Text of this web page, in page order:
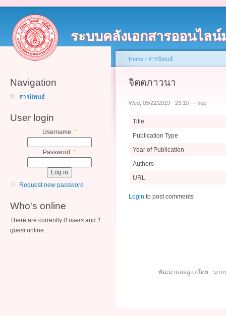
ระบบคลังเอกสารออนไล
Navigation
สารนิพนธ์
User login
Username: *
Password: *
Request new password
Who's online
There are currently 0 users and 1
guestonline.
Home › สารนิพนธ์
จิตตภาวนา
Wed, 05/22/2019 - 23:10 — nop
Title
Publication Type
Year of Publication
Authors
URL
Login to post comments
พัฒนาและดูแลโดย : นาย